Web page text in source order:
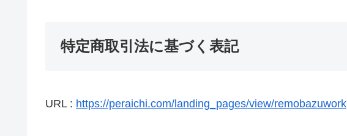
特定商取引法に基づく表記
URL : https://peraichi.com/landing_pages/view/remobazuwork